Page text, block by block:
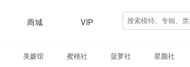
商城 VIP
美媛馆 蜜桃社 菠萝社 星颜社